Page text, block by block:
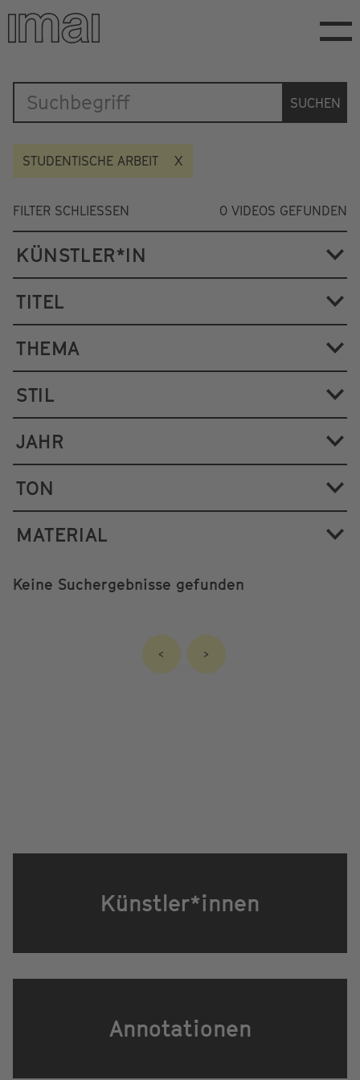
Direkt
zum
Inhalt
Katalog
SUCHEN
STUDENTISCHE ARBEIT
FILTER SCHLIESSEN 0 VIDEOS GEFUNDEN
KÜNSTLER*IN
TITEL
THEMA
STIL
JAHR
TON
MATERIAL
Keine Suchergebnisse gefunden
< >
Künstler*innen
Annotationen